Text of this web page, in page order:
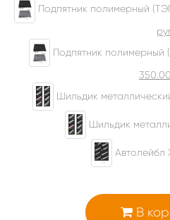
Подпятник полимерный
Подпятник полимерный
350.00
Шильдик
Шильдик
Автолейбл
В